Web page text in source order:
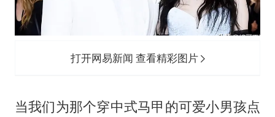
打开网易新闻 查看精彩图片
当我们为那个穿中式马甲的可爱小男孩点